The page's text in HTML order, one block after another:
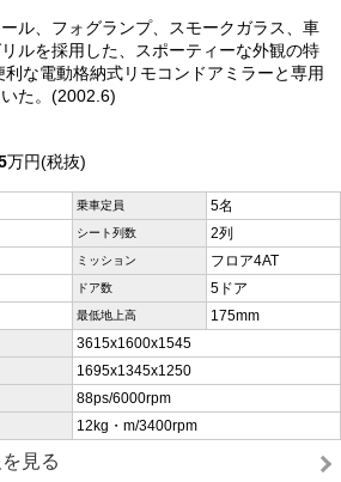
ル、フォグランプ、スモークガラス、車
ルを採用した、スポーティーな外観の特
な電動格納式リモコンドアミラーと専用
た。(2002.6)
万円(税抜)
乗車定員 5名
シート列数 2列
ミッション フロア4AT
ドア数 5ドア
最低地上高 175mm
3615x1600x1545
1695x1345x1250
88ps/6000rpm
12kg・m/3400rpm
見る